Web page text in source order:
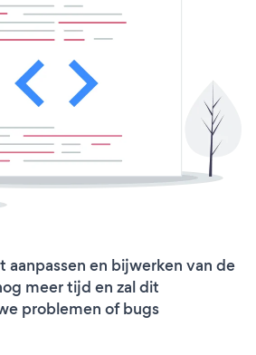
aanpassen en bijwerken van de
meer tijd en zal dit
problemen of bugs